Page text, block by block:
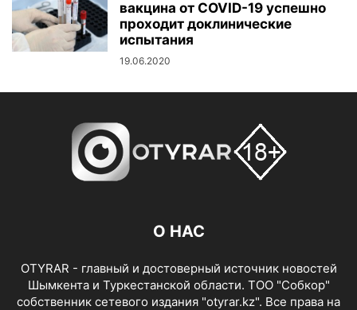
вакцина от COVID-19 успешно
проходит доклинические
испытания
19.06.2020
О НАС
OTYRAR - главный и достоверный источник новостей
Шымкента и Туркестанской области. ТОО "Собкор"
собственник сетевого издания "otyrar.kz". Все права на